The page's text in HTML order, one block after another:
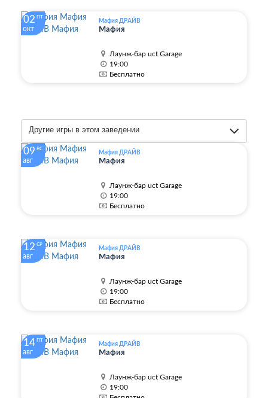
02 ПТ
окт
Мафия ДРАЙВ
Мафия
Лаунж-бар uct Garage
19:00
Бесплатно
Другие игры в этом заведении
09 ВС
авг
Мафия ДРАЙВ
Мафия
Лаунж-бар uct Garage
19:00
Бесплатно
12 СР
авг
Мафия ДРАЙВ
Мафия
Лаунж-бар uct Garage
19:00
Бесплатно
14 ПТ
авг
Мафия ДРАЙВ
Мафия
Лаунж-бар uct Garage
19:00